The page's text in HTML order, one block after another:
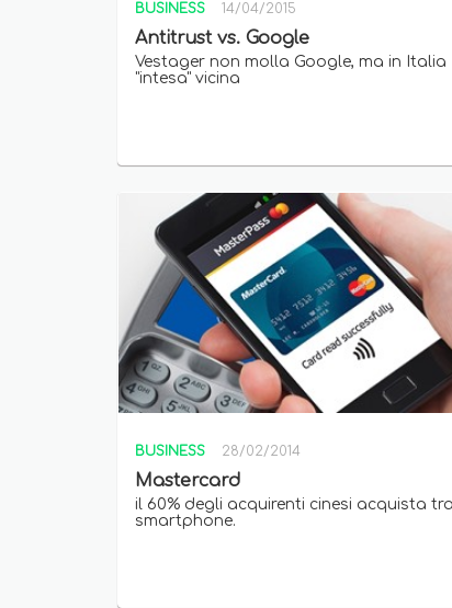
BUSINESS 14/04/2015
Antitrust vs. Google
Vestager non molla Google, ma in Italia
"intesa" vicina
BUSINESS 28/02/2014
Mastercard
il 60% degli acquirenti cinesi acquista
smartphone.